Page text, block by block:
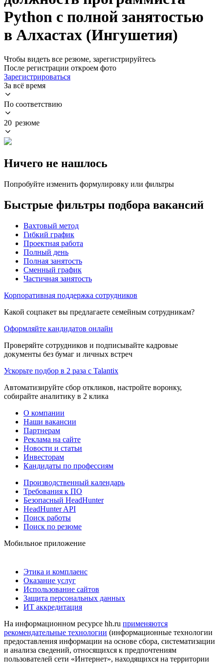
Python с полной занятостью
в Алхастах (Ингушетия)
Чтобы видеть все резюме, зарегистрируйтесь
После регистрации откроем фото
Зарегистрироваться
За всё время
По соответствию
20 резюме
Ничего не нашлось
Попробуйте изменить формулировку или фильтры
Быстрые фильтры подбора вакансий
Вахтовый метод
Гибкий график
Проектная работа
Полный день
Полная занятость
Сменный график
Частичная занятость
Корпоративная поддержка сотрудников
Какой соцпакет вы предлагаете семейным сотрудникам?
Оформляйте кандидатов онлайн
Проверяйте сотрудников и подписывайте кадровые
документы без бумаг и личных встреч
Ускорьте подбор в 2 раза с Talantix
Автоматизируйте сбор откликов, настройте воронку,
собирайте аналитику в 2 клика
О компании
Наши вакансии
Партнерам
Реклама на сайте
Новости и статьи
Инвесторам
Кандидаты по профессиям
Производственный календарь
Требования к ПО
Безопасный HeadHunter
HeadHunter API
Поиск работы
Поиск по резюме
Мобильное приложение
Этика и комплаенс
Оказание услуг
Использование сайтов
Защита персональных данных
ИТ аккредитация
На информационном ресурсе hh.ru применяются
рекомендательные технологии (информационные технологии
предоставления информации на основе сбора, систематизации
и анализа сведений, относящихся к предпочтениям
пользователей сети «Интернет», находящихся на территории